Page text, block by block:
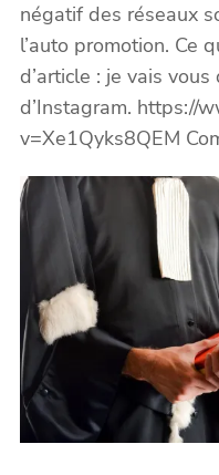
négatif des réseaux
l’auto promotion. Ce
d’article : je vais
d’Instagram. https://
v=Xe1Qyks8QEM